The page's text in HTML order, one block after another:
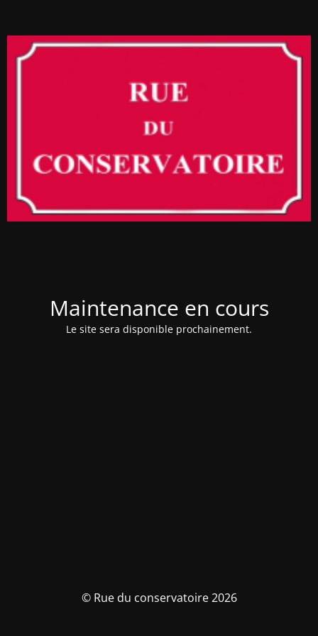
Maintenance en cours
Le site sera disponible prochainement.
© Rue du conservatoire 2026